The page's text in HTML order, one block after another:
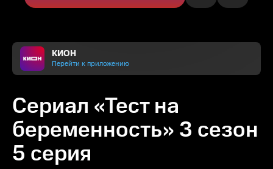
КИОН
Перейти к приложению
Сериал «Тест на
беременность» 3 сезон
5 серия